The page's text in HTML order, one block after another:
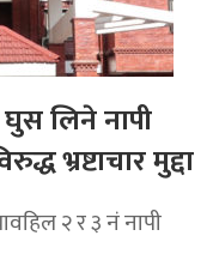
घुस लिने नापी
भ्रष्टाचार मुद्दा
२ र ३ नं नापी